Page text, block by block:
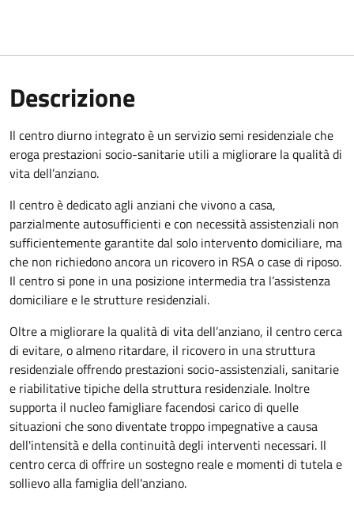
Descrizione
Il centro diurno integrato è un servizio semi residenziale che
eroga prestazioni socio-sanitarie utili a migliorare la qualità di
vita dell’anziano.
Il centro è dedicato agli anziani che vivono a casa,
parzialmente autosufficienti e con necessità assistenziali non
sufficientemente garantite dal solo intervento domiciliare, ma
che non richiedono ancora un ricovero in RSA o case di riposo.
Il centro si pone in una posizione intermedia tra l’assistenza
domiciliare e le strutture residenziali.
Oltre a migliorare la qualità di vita dell’anziano, il centro cerca
di evitare, o almeno ritardare, il ricovero in una struttura
residenziale offrendo prestazioni socio-assistenziali, sanitarie
e riabilitative tipiche della struttura residenziale. Inoltre
supporta il nucleo famigliare facendosi carico di quelle
situazioni che sono diventate troppo impegnative a causa
dell'intensità e della continuità degli interventi necessari. Il
centro cerca di offrire un sostegno reale e momenti di tutela e
sollievo alla famiglia dell'anziano.